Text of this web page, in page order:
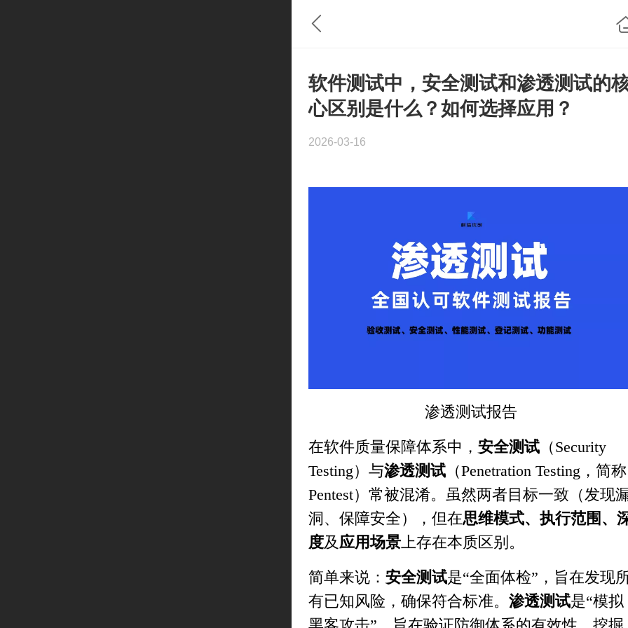
软件测试中，安全测试和渗透测试的
心区别是什么？如何选择应用？
2026-03-16
渗透测试报告
在软件质量保障体系中， 安全测试 （Security
Testing）与渗透测试 （Penetration Testing，简称
Pentest）常被混淆。虽然两者目标一致（发现
洞、保障安全），但在思维模式、执行范围、
度及 应用场景 上存在本质区别。
简单来说： 安全测试是“全面体检”，旨在发现
有已知风险，确保符合标准。 渗透测试是“模拟